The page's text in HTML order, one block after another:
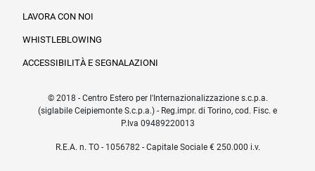
LAVORA CON NOI
WHISTLEBLOWING
ACCESSIBILITÀ E SEGNALAZIONI
© 2018 - Centro Estero per l'Internazionalizzazione s.c.p.a.
(siglabile Ceipiemonte S.c.p.a.) - Reg.impr. di Torino, cod. Fisc. e
P.Iva 09489220013
R.E.A. n. TO - 1056782 - Capitale Sociale € 250.000 i.v.